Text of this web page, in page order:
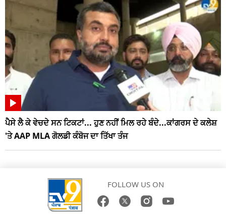
ਪੈਸੇ ਲੈ ਕੇ ਵੇਚਦੇ ਸਨ ਟਿਕਟਾਂ... ਹੁਣ ਨਹੀਂ ਮਿਲ ਰਹੇ ਬੰਦੇ...ਕਾਂਗਰਸ ਦੇ ਕਲੇਸ਼
'ਤੇ AAP MLA ਗੋਲਡੀ ਕੰਬੋਜ ਦਾ ਤਿੱਖਾ ਤੰਜ
FOLLOW US ON